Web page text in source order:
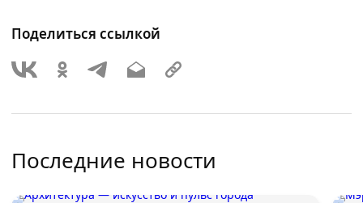
Поделиться ссылкой
Последние новости